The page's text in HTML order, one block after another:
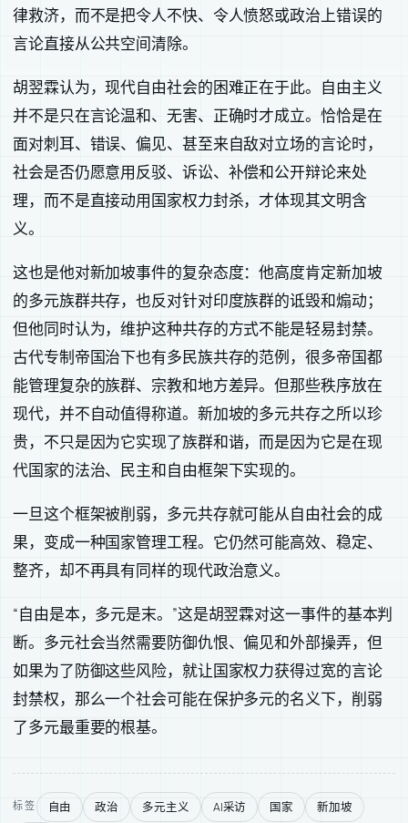
律救济，而不是把令人不快、令人愤怒或政治上错误的
言论直接从公共空间清除。
胡翌霖认为，现代自由社会的困难正在于此。自由主义
并不是只在言论温和、无害、正确时才成立。恰恰是在
面对刺耳、错误、偏见、甚至来自敌对立场的言论时，
社会是否仍愿意用反驳、诉讼、补偿和公开辩论来处
理，而不是直接动用国家权力封杀，才体现其文明含
义。
这也是他对新加坡事件的复杂态度：他高度肯定新加坡
的多元族群共存，也反对针对印度族群的诋毁和煽动；
但他同时认为，维护这种共存的方式不能是轻易封禁。
古代专制帝国治下也有多民族共存的范例，很多帝国都
能管理复杂的族群、宗教和地方差异。但那些秩序放在
现代，并不自动值得称道。新加坡的多元共存之所以珍
贵，不只是因为它实现了族群和谐，而是因为它是在现
代国家的法治、民主和自由框架下实现的。
一旦这个框架被削弱，多元共存就可能从自由社会的成
果，变成一种国家管理工程。它仍然可能高效、稳定、
整齐，却不再具有同样的现代政治意义。
“自由是本，多元是末。”这是胡翌霖对这一事件的基本判
断。多元社会当然需要防御仇恨、偏见和外部操弄，但
如果为了防御这些风险，就让国家权力获得过宽的言论
封禁权，那么一个社会可能在保护多元的名义下，削弱
了多元最重要的根基。
标签 自由 政治 多元主义 AI采访 国家
新加坡